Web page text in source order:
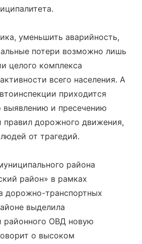
уменьшить аварийность,
потери возможно лишь
целого комплекса
всего населения. А
приходится
выявлению и пресечению
правил дорожного движения,
от трагедий.
района
район» в рамках
дорожно-транспортных
выделила
районного ОВД новую
о высоком